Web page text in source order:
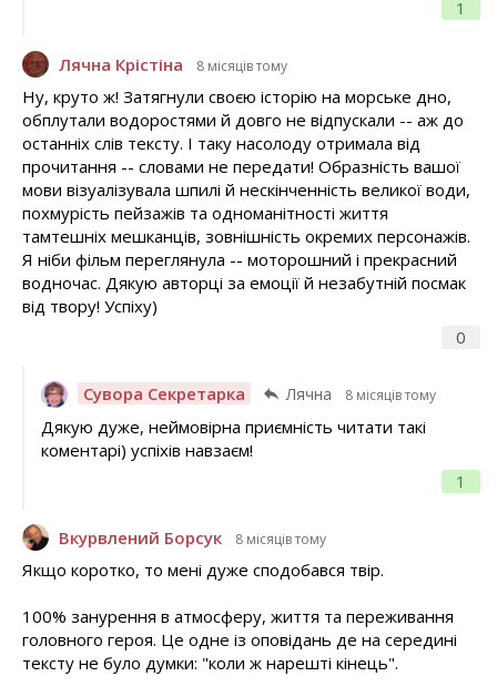
1
Лячна Крістіна 8 місяців тому
0
Ну, круто ж! Затягнули своєю історію на морське дно,
обплутали водоростями й довго не відпускали -- аж до
останніх слів тексту. І таку насолоду отримала від
прочитання -- словами не передати! Образність вашої
мови візуалізувала шпилі й нескінченність великої води,
похмурість пейзажів та одноманітності життя
тамтешніх мешканців, зовнішність окремих персонажів.
Я ніби фільм переглянула -- моторошний і прекрасний
водночас. Дякую авторці за емоції й незабутній посмак
від твору! Успіху)
Сувора Секретарка Лячна 8 місяців тому
1
Дякую дуже, неймовірна приємність читати такі
коментарі) успіхів навзаєм!
Вкурвлений Борсук 8 місяців тому
Якщо коротко, то мені дуже сподобався твір.
100% занурення в атмосферу, життя та переживання
головного героя. Це одне із оповідань де на середині
тексту не було думки: "коли ж нарешті кінець".